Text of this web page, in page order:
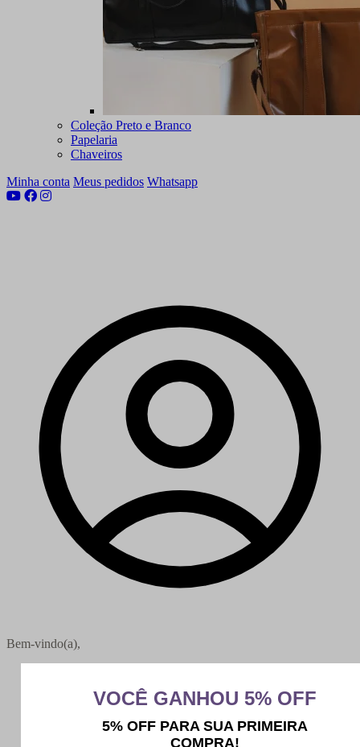
Coleção Preto e Branco
Papelaria
Chaveiros
Minha conta Meus pedidos Whatsapp
Bem-vindo(a),